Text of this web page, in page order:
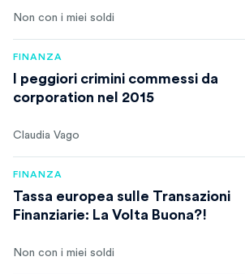
Non con i miei soldi
FINANZA
I peggiori crimini commessi da
corporation nel 2015
Claudia Vago
FINANZA
Tassa europea sulle Transazioni
Finanziarie: La Volta Buona?!
Non con i miei soldi